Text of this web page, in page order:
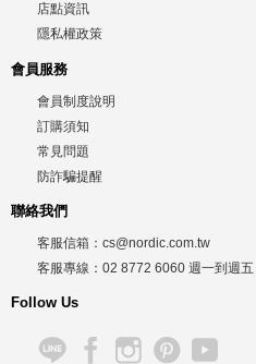
店點資訊
隱私權政策
會員服務
會員制度說明
訂購須知
常見問題
防詐騙提醒
聯絡我們
客服信箱： cs@nordic.com.tw
客服專線： 02 8772 6060 週一到週五
Follow Us